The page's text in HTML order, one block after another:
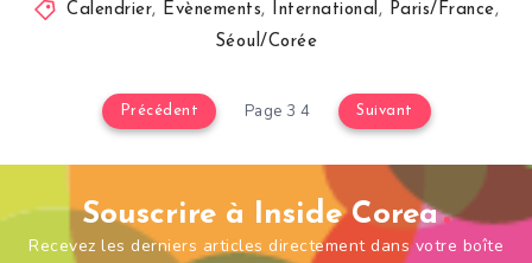
Calendrier, Évènements, International, Paris/France,
Séoul/Corée
Précédent Page 3 4 Suivant
Souscrire à Inside Corea
Recevez les derniers articles directement dans votre boîte